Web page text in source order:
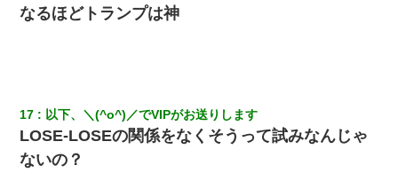
なるほどトランプは神
17 以下、＼(^o^)／でVIPがお送りします
LOSE-LOSEの関係をなくそうって試みなんじゃ
ないの？